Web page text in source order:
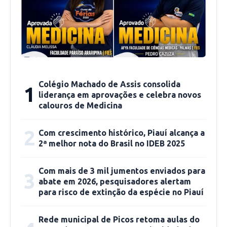
ressaltou o coordenador.
Os principais malefícios do tabaco são: câncer,
derrame, impotência, doenças pulmonares,
nocivas à saúde. Vale ressaltar que o
tratamento acontece de forma gratuita e os
de Saúde mais próxima e efetuar o cadastro.
1
Colégio Machado de Assis consolida
liderança em aprovações e celebra novos
calouros de Medicina
2 Com crescimento histórico, Piauí alcança a
2ª melhor nota do Brasil no IDEB 2025
3 Com mais de 3 mil jumentos enviados para
abate em 2026, pesquisadores alertam
para risco de extinção da espécie no Piauí
Rede municipal de Picos retoma aulas do